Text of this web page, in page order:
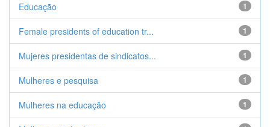
1
Educação
1
Female presidents of education tr...
1
Mujeres presidentas de sindicatos...
1
Mulheres e pesquisa
1
Mulheres na educação